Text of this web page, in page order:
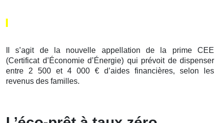
Il s’agit de la nouvelle appellation de la prime CEE
(Certificat d’Économie d’Énergie) qui prévoit de dispenser
entre 2 500 et 4 000 € d’aides financières, selon les
revenus des familles.